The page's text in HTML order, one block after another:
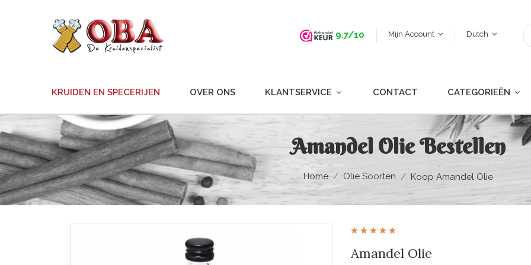
9.7/10 Mijn Account Dutch
KRUIDEN EN SPECERIJEN OVER ONS KLANTSERVICE CONTACT CATEGORIEËN
Amandel Olie Bestellen
Home Olie Soorten Koop Amandel Olie
Amandel Olie